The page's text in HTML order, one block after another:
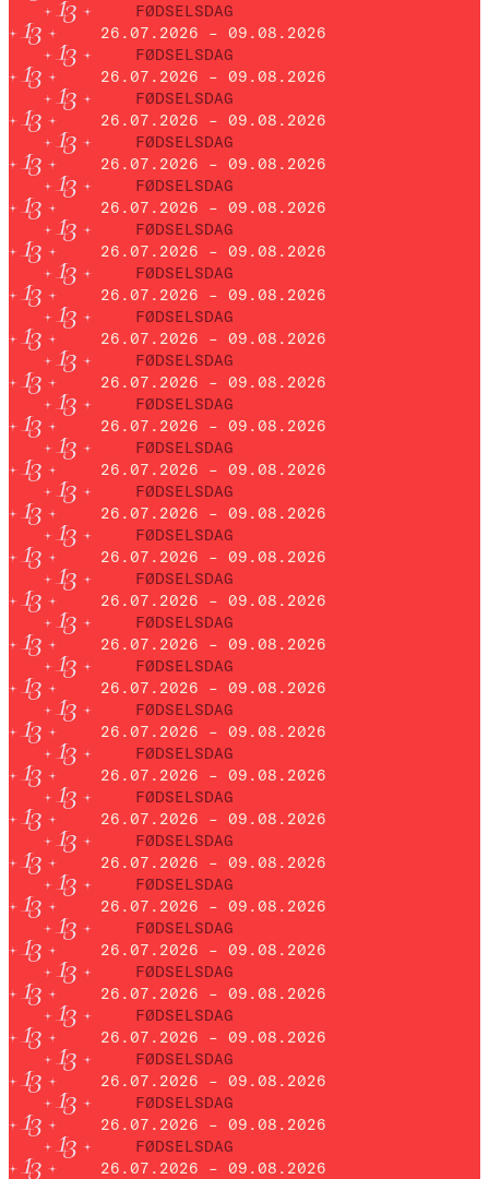
FØDSELSDAG
26.07.2026 – 09.08.2026
FØDSELSDAG
26.07.2026 – 09.08.2026
FØDSELSDAG
26.07.2026 – 09.08.2026
FØDSELSDAG
26.07.2026 – 09.08.2026
FØDSELSDAG
26.07.2026 – 09.08.2026
FØDSELSDAG
26.07.2026 – 09.08.2026
FØDSELSDAG
26.07.2026 – 09.08.2026
FØDSELSDAG
26.07.2026 – 09.08.2026
FØDSELSDAG
26.07.2026 – 09.08.2026
FØDSELSDAG
26.07.2026 – 09.08.2026
FØDSELSDAG
26.07.2026 – 09.08.2026
FØDSELSDAG
26.07.2026 – 09.08.2026
FØDSELSDAG
26.07.2026 – 09.08.2026
FØDSELSDAG
26.07.2026 – 09.08.2026
FØDSELSDAG
26.07.2026 – 09.08.2026
FØDSELSDAG
26.07.2026 – 09.08.2026
FØDSELSDAG
26.07.2026 – 09.08.2026
FØDSELSDAG
26.07.2026 – 09.08.2026
FØDSELSDAG
26.07.2026 – 09.08.2026
FØDSELSDAG
26.07.2026 – 09.08.2026
FØDSELSDAG
26.07.2026 – 09.08.2026
FØDSELSDAG
26.07.2026 – 09.08.2026
FØDSELSDAG
26.07.2026 – 09.08.2026
FØDSELSDAG
26.07.2026 – 09.08.2026
FØDSELSDAG
26.07.2026 – 09.08.2026
FØDSELSDAG
26.07.2026 – 09.08.2026
FØDSELSDAG
26.07.2026 – 09.08.2026